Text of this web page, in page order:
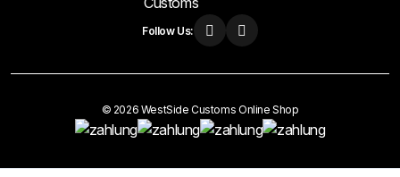
Follow Us:
© 2026 WestSide Customs Online Shop